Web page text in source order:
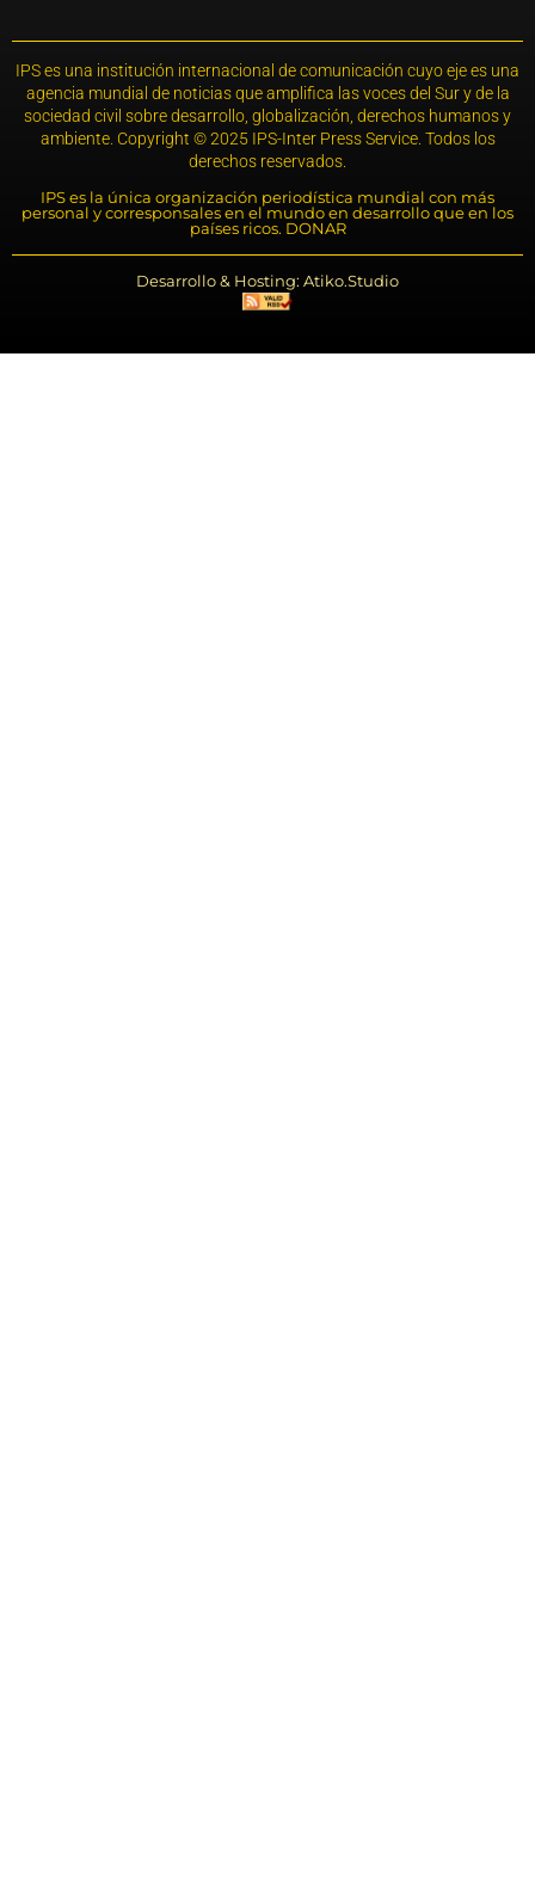
IPS es una institución internacional de comunicación cuyo eje es una
agencia mundial de noticias que amplifica las voces del Sur y de la
sociedad civil sobre desarrollo, globalización, derechos humanos y
ambiente. Copyright © 2025 IPS-Inter Press Service. Todos los
derechos reservados.
IPS es la única organización periodística mundial con más
personal y corresponsales en el mundo en desarrollo que en los
países ricos. DONAR
Desarrollo & Hosting: Atiko.Studio